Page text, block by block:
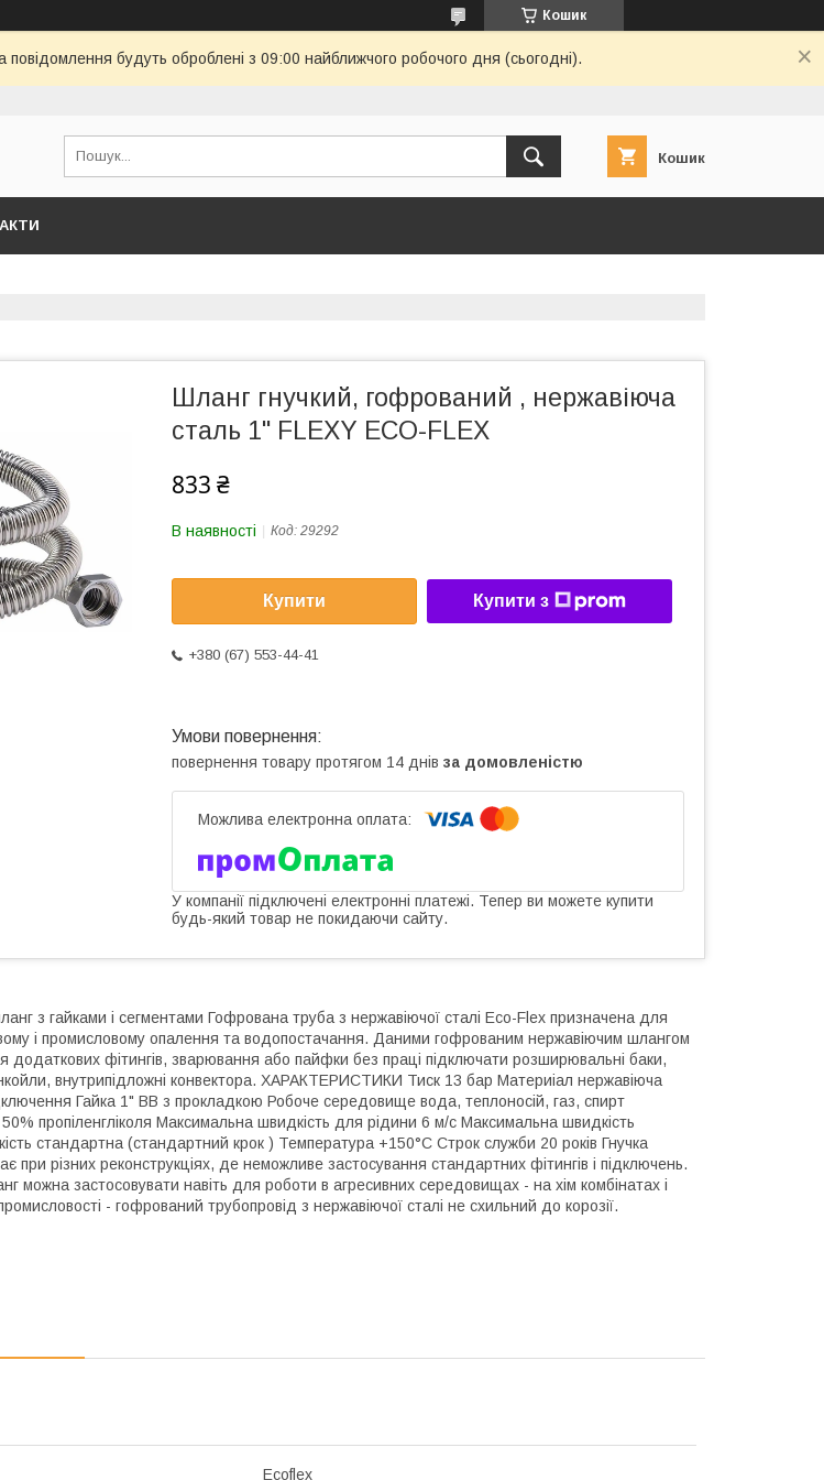
Кошик
будуть оброблені з 09:00 найближчого робочого дня (сьогодні).
Кошик
Шланг гнучкий, гофрований , нержавіюча
сталь 1" FLEXY ECO-FLEX
833 ₴
В наявності Код: 29292
Купити Купити з
+380 (67) 553-44-41
повернення товару протягом 14 днів за домовленістю
У компанії підключені електронні платежі. Тепер ви можете купити
будь-який товар не покидаючи сайту.
з гайками і сегментами Гофрована труба з нержавіючої сталі Eco-Flex призначена для
і промисловому опалення та водопостачання. Даними гофрованим нержавіючим шлангом
додаткових фітингів, зварювання або пайфки без праці підключати розширювальні баки,
внутрипідложні конвектора. ХАРАКТЕРИСТИКИ Тиск 13 бар Материіал нержавіюча
Гайка 1" ВВ з прокладкою Робоче середовище вода, теплоносій, газ, спирт
пропіленгліколя Максимальна швидкість для рідини 6 м/с Максимальна швидкість
стандартна (стандартний крок ) Температура +150°C Строк служби 20 років Гнучка
при різних реконструкціях, де неможливе застосування стандартних фітингів і підключень.
можна застосовувати навіть для роботи в агресивних середовищах - на хім комбінатах і
- гофрований трубопровід з нержавіючої сталі не схильний до корозії.
Ecoflex